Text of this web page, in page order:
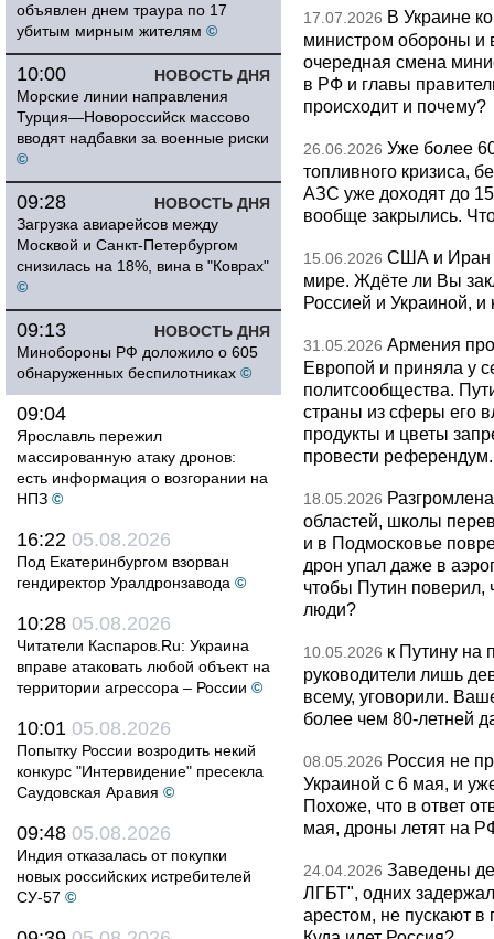
объявлен днем траура по 17
убитым мирным жителям ©
НОВОСТЬ ДНЯ
10:00
Морские линии направления
Турция—Новороссийск массово
вводят надбавки за военные риски
©
НОВОСТЬ ДНЯ
09:28
Загрузка авиарейсов между
Москвой и Санкт-Петербургом
снизилась на 18%, вина в "Коврах"
©
НОВОСТЬ ДНЯ
09:13
Минобороны РФ доложило о 605
обнаруженных беспилотниках ©
09:04
Ярославль пережил
массированную атаку дронов:
есть информация о возгорании на
НПЗ ©
16:22 05.08.2026
Под Екатеринбургом взорван
гендиректор Уралдронзавода ©
10:28 05.08.2026
Читатели Каспаров.Ru: Украина
вправе атаковать любой объект на
территории агрессора – России ©
10:01 05.08.2026
Попытку России возродить некий
конкурс "Интервидение" пресекла
Саудовская Аравия ©
09:48 05.08.2026
Индия отказалась от покупки
новых российских истребителей
СУ-57 ©
17.07.2026 В Украине
министром обороны и
очередная смена
в РФ и главы
происходит и почему?
26.06.2026 Уже более
топливного кризиса,
АЗС уже доходят до
вообще закрылись.
15.06.2026 США и Иран
мире. Ждёте ли Вы
Россией и Украиной,
31.05.2026 Армения
Европой и приняла у
политсообщества.
страны из сферы его
продукты и цветы
провести
18.05.2026
областей, школы
и в Подмосковье
дрон упал даже в
чтобы Путин поверил,
люди?
10.05.2026 к Путину на
руководители лишь
всему, уговорили.
более чем 80-летней
08.05.2026 Россия не
Украиной с 6 мая, и
Похоже, что в ответ
мая, дроны летят на
24.04.2026 Заведены
ЛГБТ", одних
арестом, не пускают